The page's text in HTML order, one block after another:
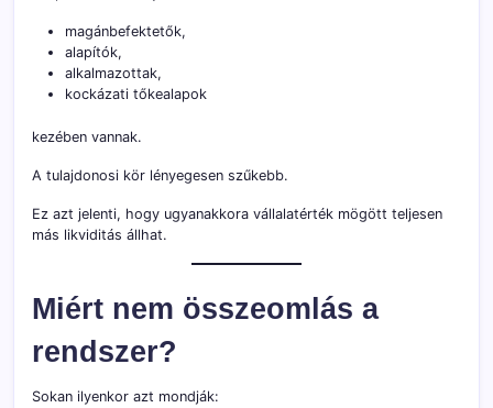
magánbefektetők,
alapítók,
alkalmazottak,
kockázati tőkealapok
kezében vannak.
A tulajdonosi kör lényegesen szűkebb.
Ez azt jelenti, hogy ugyanakkora vállalatérték mögött teljesen
más likviditás állhat.
Miért nem összeomlás a
rendszer?
Sokan ilyenkor azt mondják: